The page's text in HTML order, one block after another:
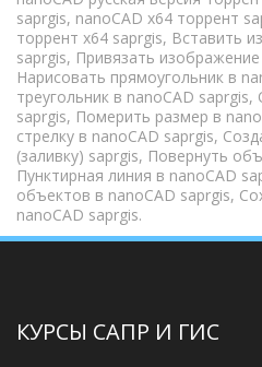
saprgis, nanoCAD x64 торрент
торрент x64 saprgis, Вставить
saprgis, Привязать
Нарисовать прямоугольник в
треугольник в nanoCAD saprgis,
saprgis, Померить размер в
стрелку в nanoCAD saprgis,
(заливку) saprgis, Повернуть
Пунктирная линия в nanoCAD
объектов в nanoCAD saprgis,
nanoCAD saprgis.
КУРСЫ САПР И ГИС